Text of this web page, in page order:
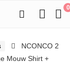
0
NCONCO 2
Mouw Shirt +